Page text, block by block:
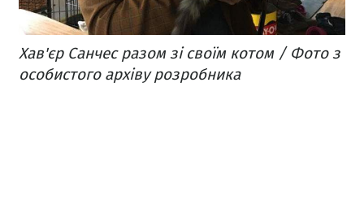
Хав'єр Санчес разом зі своїм котом / Фото з
особистого архіву розробника